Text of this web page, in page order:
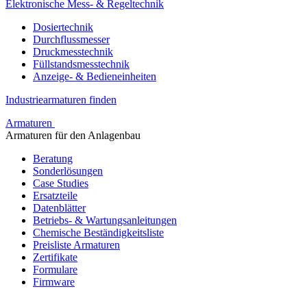
Elektronische Mess- & Regeltechnik
Dosiertechnik
Durchflussmesser
Druckmesstechnik
Füllstandsmesstechnik
Anzeige- & Bedieneinheiten
Industriearmaturen finden
Armaturen
Armaturen für den Anlagenbau
Beratung
Sonderlösungen
Case Studies
Ersatzteile
Datenblätter
Betriebs- & Wartungsanleitungen
Chemische Beständigkeitsliste
Preisliste Armaturen
Zertifikate
Formulare
Firmware